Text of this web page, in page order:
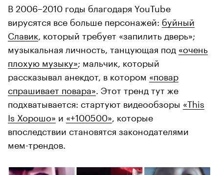
В 2006–2010 годы благодаря YouTube
вирусятся все больше персонажей: буйный
Славик , который требует «запилить дверь»;
музыкальная личность, танцующая под «очень
плохую музыку»; мальчик, который
рассказывал анекдот, в котором «повар
спрашивает повара» . Этот тренд тут же
подхватывается: стартуют видеообзоры «This
Is Хорошо» и «+100500» , которые
впоследствии становятся законодателями
мем-трендов.